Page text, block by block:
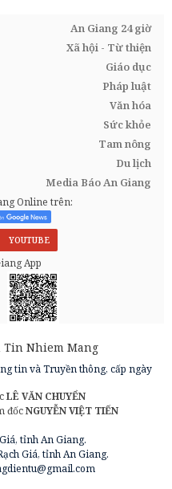
An Giang 24 giờ
Xã hội - Từ thiện
Giáo dục
Pháp luật
Văn hóa
Sức khỏe
Tam nông
Du lịch
Media Báo An Giang
Online trên:
YOUTUBE
App
tin và Truyền thông, cấp ngày
LÊ VĂN CHUYỂN
đốcNGUYỄN VIỆT TIẾN
tỉnh An Giang.
Giá, tỉnh An Giang.